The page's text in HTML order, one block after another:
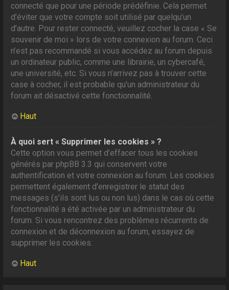
connecté que pour une période prédéfinie. Cela permet
d’éviter que votre compte soit utilisé par quelqu’un
d’autre. Pour rester connecté, veuillez cocher la case « Se
souvenir de moi » lors de votre connexion au forum. Ceci
n’est pas recommandé si vous accédez au forum depuis
un ordinateur public, comme une librairie, un cybercafé,
une université, etc. Si vous n’arrivez pas à trouver cette
case à cocher, il est probable qu’un administrateur du
forum ait désactivé cette fonctionnalité.
Haut
À quoi sert « Supprimer les cookies » ?
Cette option vous permet d’effacer tous les cookies
générés par phpBB 3.3 qui conservent votre
authentification et votre connexion au forum. Les cookies
permettent également d’enregistrer le statut des
messages (s’ils sont lus ou non lus) dans le cas où cette
fonctionnalité a été activée par un administrateur du
forum. Si vous rencontrez des problèmes récurrents de
connexion et de déconnexion au forum, essayez de
supprimer les cookies.
Haut